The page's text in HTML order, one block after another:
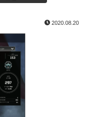
2020.08.20